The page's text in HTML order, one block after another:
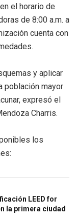
el horario de
de 8:00 a.m. a
cuenta con
y aplicar
población mayor
expresó el
Charris.
los
LEED for
la primera ciudad